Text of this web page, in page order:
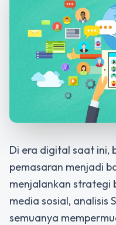
Di era digital saat ini,
pemasaran menjadi
menjalankan strategi
media sosial, analisis
semuanya